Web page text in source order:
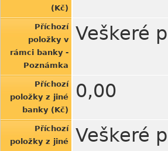
(Kč)
Příchozí
položky v
rámci banky -
Poznámka
Veškeré
Příchozí
položky z jiné
banky (Kč)
0,00
Příchozí
položky z jiné
Veškeré